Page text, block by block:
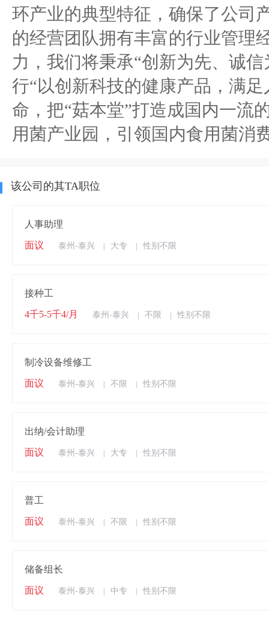
环产业的典型特征，确保了公司
的经营团队拥有丰富的行业管理
力，我们将秉承“创新为先、诚
行“以创新科技的健康产品，满
命，把“菇本堂”打造成国内一流
用菌产业园，引领国内食用菌消
该公司的其TA职位
人事助理
面议 泰州-泰兴 大专 性别不限
接种工
4千5-5千4/月 泰州-泰兴 不限 性别不限
制冷设备维修工
面议 泰州-泰兴 不限 性别不限
出纳/会计助理
面议 泰州-泰兴 大专 性别不限
普工
面议 泰州-泰兴 不限 性别不限
储备组长
面议 泰州-泰兴 中专 性别不限